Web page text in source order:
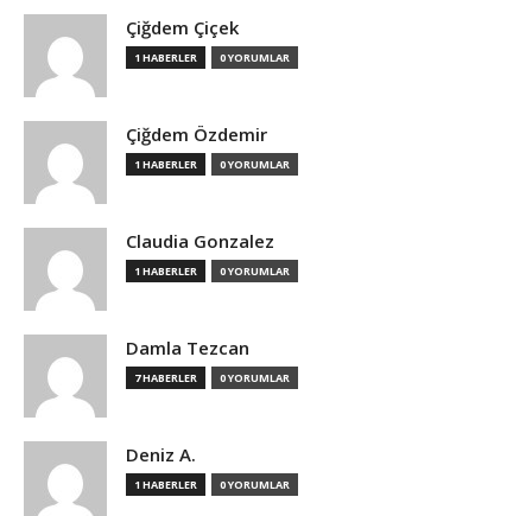
Çiğdem Çiçek
1 HABERLER 0 YORUMLAR
Çiğdem Özdemir
1 HABERLER 0 YORUMLAR
Claudia Gonzalez
1 HABERLER 0 YORUMLAR
Damla Tezcan
7 HABERLER 0 YORUMLAR
Deniz A.
1 HABERLER 0 YORUMLAR